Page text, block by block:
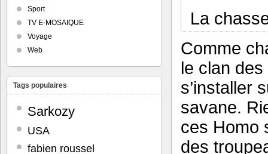
Sport
TV E-MOSAIQUE
Voyage
Web
Tags populaires
Sarkozy
USA
fabien roussel
La
Comme
le clan
s’installer
savane.
ces Homo
des